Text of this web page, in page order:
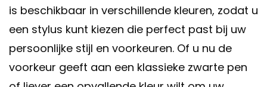
is beschikbaar in verschillende kleuren, zodat u
een stylus kunt kiezen die perfect past bij uw
persoonlijke stijl en voorkeuren. Of u nu de
voorkeur geeft aan een klassieke zwarte pen